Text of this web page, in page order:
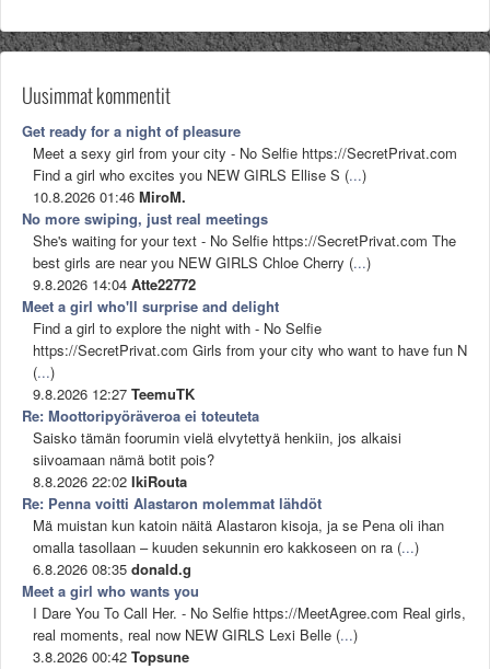
Uusimmat kommentit
Get ready for a night of pleasure
Meet a sexy girl from your city - No Selfie https://SecretPrivat.com
Find a girl who excites you NEW GIRLS Ellise S (...)
10.8.2026 01:46 MiroM.
No more swiping, just real meetings
She's waiting for your text - No Selfie https://SecretPrivat.com The
best girls are near you NEW GIRLS Chloe Cherry (...)
9.8.2026 14:04 Atte22772
Meet a girl who'll surprise and delight
Find a girl to explore the night with - No Selfie
https://SecretPrivat.com Girls from your city who want to have fun N
(...)
9.8.2026 12:27 TeemuTK
Re: Moottoripyöräveroa ei toteuteta
Saisko tämän foorumin vielä elvytettyä henkiin, jos alkaisi
siivoamaan nämä botit pois?
8.8.2026 22:02 IkiRouta
Re: Penna voitti Alastaron molemmat lähdöt
Mä muistan kun katoin näitä Alastaron kisoja, ja se Pena oli ihan
omalla tasollaan – kuuden sekunnin ero kakkoseen on ra (...)
6.8.2026 08:35 donald.g
Meet a girl who wants you
I Dare You To Call Her. - No Selfie https://MeetAgree.com Real girls,
real moments, real now NEW GIRLS Lexi Belle (...)
3.8.2026 00:42 Topsune